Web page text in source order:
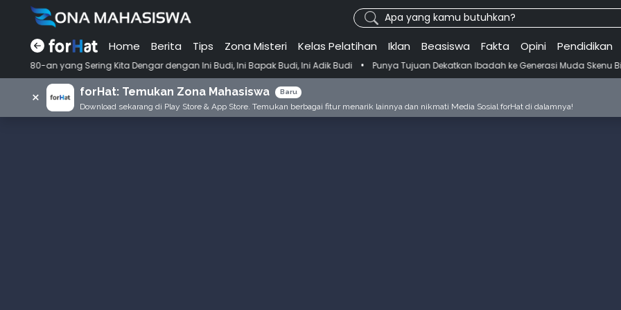
Apa yang kamu butuhkan?
Home Berita Tips Zona Misteri Kelas Pelatihan Iklan Beasiswa Fakta Opini Pendidikan
Kita Dengar dengan Ini Budi, Ini Bapak Budi, Ini Adik Budi • Punya Tujuan Dekatkan Ibadah ke Generasi Muda Skenu Bikin Panduan Salat
× forHat: Temukan Zona Mahasiswa Baru
Download sekarang di Play Store & App Store. Temukan berbagai fitur menarik lainnya dan nikmati Media Sosial forHat di dalamnya!